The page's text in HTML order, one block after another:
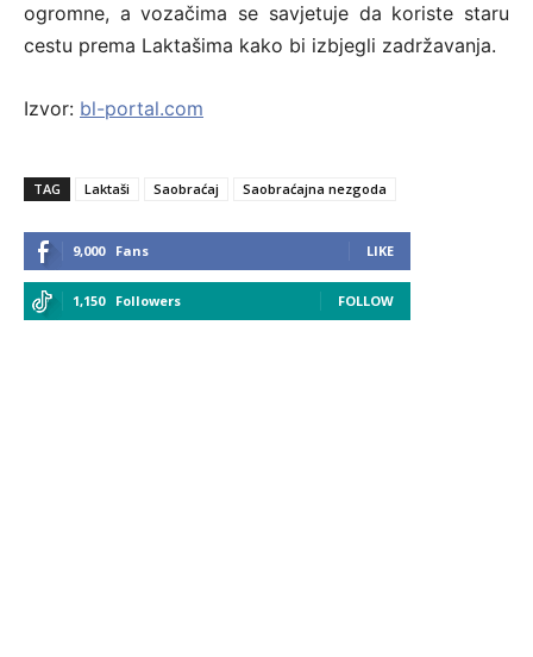
ogromne, a vozačima se savjetuje da koriste staru
cestu prema Laktašima kako bi izbjegli zadržavanja.
Izvor: bl-portal.com
TAG Laktaši Saobraćaj Saobraćajna nezgoda
9,000 Fans LIKE
1,150 Followers FOLLOW